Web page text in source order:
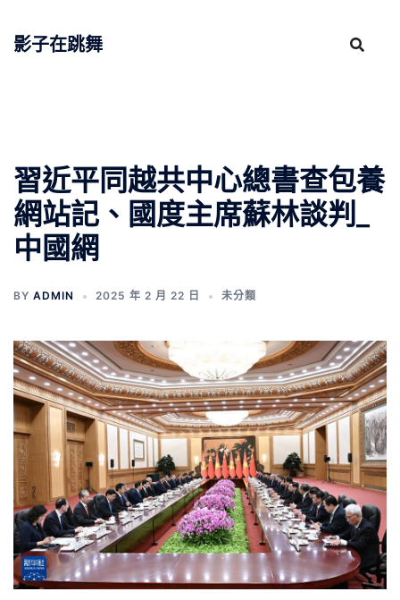
影子在跳舞
習近平同越共中心總書查包養
網站記、國度主席蘇林談判_
中國網
BY ADMIN 2025 年 2 月 22 日 未分類